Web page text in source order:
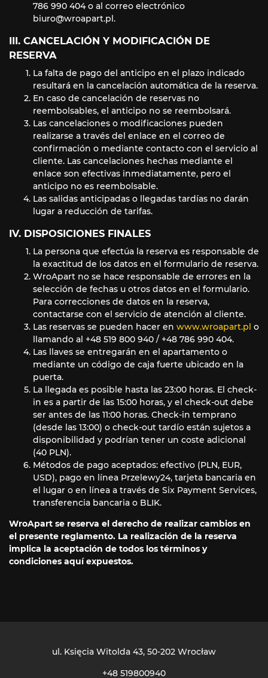
786 990 404 o al correo electrónico
biuro@wroapart.pl.
III. CANCELACIÓN Y MODIFICACIÓN DE
RESERVA
La falta de pago del anticipo en el plazo indicado
resultará en la cancelación automática de la reserva.
En caso de cancelación de reservas no
reembolsables, el anticipo no se reembolsará.
Las cancelaciones o modificaciones pueden
realizarse a través del enlace en el correo de
confirmación o mediante contacto con el servicio al
cliente. Las cancelaciones hechas mediante el
enlace son efectivas inmediatamente, pero el
anticipo no es reembolsable.
Las salidas anticipadas o llegadas tardías no darán
lugar a reducción de tarifas.
IV. DISPOSICIONES FINALES
La persona que efectúa la reserva es responsable de
la exactitud de los datos en el formulario de reserva.
WroApart no se hace responsable de errores en la
selección de fechas u otros datos en el formulario.
Para correcciones de datos en la reserva,
contactarse con el servicio de atención al cliente.
Las reservas se pueden hacer en www.wroapart.pl o
llamando al +48 519 800 940 / +48 786 990 404.
Las llaves se entregarán en el apartamento o
mediante un código de caja fuerte ubicado en la
puerta.
La llegada es posible hasta las 23:00 horas. El check-
in es a partir de las 15:00 horas, y el check-out debe
ser antes de las 11:00 horas. Check-in temprano
(desde las 13:00) o check-out tardío están sujetos a
disponibilidad y podrían tener un coste adicional
(40 PLN).
Métodos de pago aceptados: efectivo (PLN, EUR,
USD), pago en línea Przelewy24, tarjeta bancaria en
el lugar o en línea a través de Six Payment Services,
transferencia bancaria o BLIK.
WroApart se reserva el derecho de realizar cambios en
el presente reglamento. La realización de la reserva
implica la aceptación de todos los términos y
condiciones aquí expuestos.
ul. Księcia Witolda 43, 50-202 Wrocław
+48 519800940